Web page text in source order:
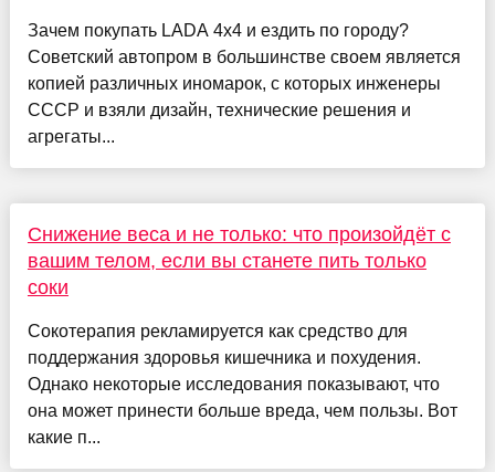
Зачем покупать LADA 4x4 и ездить по городу?
Советский автопром в большинстве своем является
копией различных иномарок, с которых инженеры
СССР и взяли дизайн, технические решения и
агрегаты...
Снижение веса и не только: что произойдёт с
вашим телом, если вы станете пить только
соки
Сокотерапия рекламируется как средство для
поддержания здоровья кишечника и похудения.
Однако некоторые исследования показывают, что
она может принести больше вреда, чем пользы. Вот
какие п...